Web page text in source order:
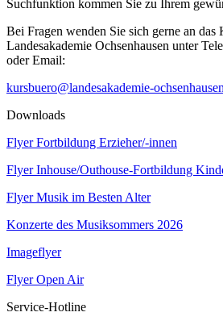
Suchfunktion kommen Sie zu Ihrem
Bei Fragen wenden Sie sich gerne an das
Landesakademie Ochsenhausen unter
oder Email:
kursbuero@landesakademie-
Downloads
Flyer Fortbildung Erzieher/-innen
Flyer Inhouse/Outhouse-Fortbildung
Flyer Musik im Besten Alter
Konzerte des Musiksommers 2026
Imageflyer
Flyer Open Air
Service-Hotline